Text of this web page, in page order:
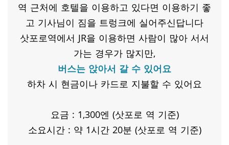
역 근처에 호텔을 이용하고 있다면 이용하기 좋
고 기사님이 짐을 트렁크에 실어주신답니다
삿포로역에서 JR을 이용하면 사람이 많아 서서
가는 경우가 많지만,
버스는 앉아서 갈 수 있어요
하차 시 현금이나 카드로 지불할 수 있어요
​요금 : 1,300엔 (삿포로 역 기준)
소요시간 : 약 1시간 20분 (삿포로 역 기준)